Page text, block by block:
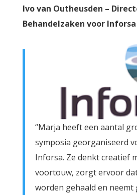
Ivo van Outheusden –
Behandelzaken voor Inforsa
“Marja heeft een aantal
symposia georganiseerd
Inforsa. Ze denkt creatief
voortouw, zorgt ervoor
worden gehaald en neemt